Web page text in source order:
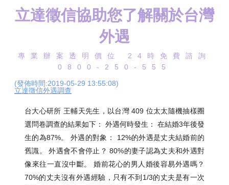
立達徵信協助您了解關於台灣
外遇
專業辦案透明價位 24時免費諮詢
0800-250-555
(發佈時間:2019-05-29 13:55:08)
立達徵信外遇調查
台大心研所 王輔天先生，以台灣 409 位太太隨機抽樣圈
選問卷調查的結果如下： 外遇何時發生： 在結婚3年後發
生的為87%。 外遇的對象： 12%的外遇是丈夫結婚前的
舊識。 外遇會不會停止？ 80%的妻子認為丈夫和外遇對
像來往一直沒中斷。 婚前花心的男人婚後容易外遇嗎？
70%的丈夫沒有外遇經驗，只有不到1/3的丈夫是有一次